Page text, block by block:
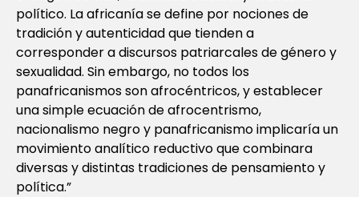
político. La africanía se define por nociones de
tradición y autenticidad que tienden a
corresponder a discursos patriarcales de género y
sexualidad. Sin embargo, no todos los
panafricanismos son afrocéntricos, y establecer
una simple ecuación de afrocentrismo,
nacionalismo negro y panafricanismo implicaría un
movimiento analítico reductivo que combinara
diversas y distintas tradiciones de pensamiento y
política.”